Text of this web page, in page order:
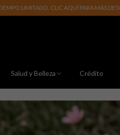
CLIC AQUÍ PARA MÁS DETALLES 🚚📦
Salud y Belleza Crédito